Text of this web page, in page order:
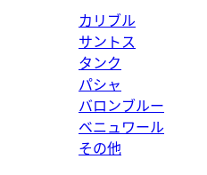
カリブル
サントス
タンク
パシャ
バロンブルー
ベニュワール
その他